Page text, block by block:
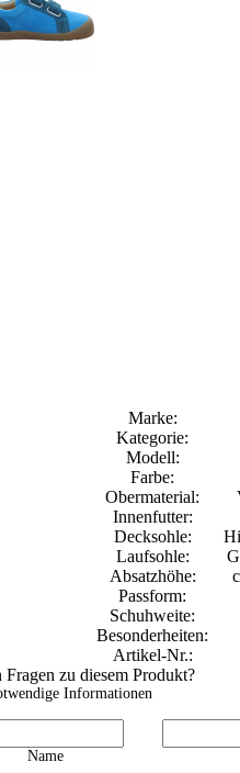
Marke:
Kategorie:
Modell:
Farbe:
Obermaterial:
Innenfutter:
Decksohle:
Laufsohle:
Absatzhöhe:
Passform:
Schuhweite:
Besonderheiten:
Artikel-Nr.:
Fragen zu diesem Produkt?
Informationen
Name